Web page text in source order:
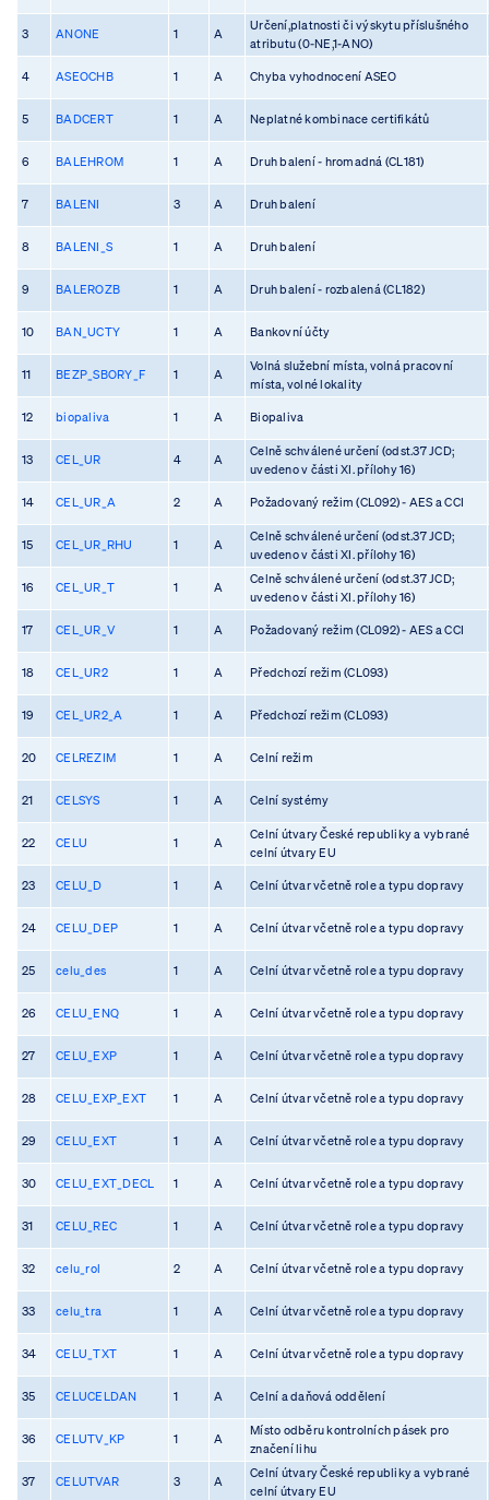
3 ANONE 1 A
Určení,platnosti či výskytu příslušného
atributu (0-NE,1-ANO)
4 ASEOCHB 1 A Chyba vyhodnocení ASEO
5 BADCERT 1 A Neplatné kombinace certifikátů
6 BALEHROM 1 A Druh balení - hromadná (CL181)
7 BALENI 3 A Druh balení
8 BALENI_S 1 A Druh balení
9 BALEROZB 1 A Druh balení - rozbalená (CL182)
10 BAN_UCTY 1 A Bankovní účty
11 BEZP_SBORY_F 1 A
Volná služební místa, volná pracovní
místa, volné lokality
12 biopaliva 1 A Biopaliva
13 CEL_UR 4 A
Celně schválené určení (odst.37 JCD;
uvedeno v části XI. přílohy 16)
14 CEL_UR_A 2 A Požadovaný režim (CL092) - AES a CCI
15 CEL_UR_RHU 1 A
Celně schválené určení (odst.37 JCD;
uvedeno v části XI. přílohy 16)
16 CEL_UR_T 1 A
Celně schválené určení (odst.37 JCD;
uvedeno v části XI. přílohy 16)
17 CEL_UR_V 1 A Požadovaný režim (CL092) - AES a CCI
18 CEL_UR2 1 A Předchozí režim (CL093)
19 CEL_UR2_A 1 A Předchozí režim (CL093)
20 CELREZIM 1 A Celní režim
21 CELSYS 1 A Celní systémy
22 CELU 1 A
Celní útvary České republiky a vybrané
celní útvary EU
23 CELU_D 1 A Celní útvar včetně role a typu dopravy
24 CELU_DEP 1 A Celní útvar včetně role a typu dopravy
25 celu_des 1 A Celní útvar včetně role a typu dopravy
26 CELU_ENQ 1 A Celní útvar včetně role a typu dopravy
27 CELU_EXP 1 A Celní útvar včetně role a typu dopravy
28 CELU_EXP_EXT 1 A Celní útvar včetně role a typu dopravy
29 CELU_EXT 1 A Celní útvar včetně role a typu dopravy
30 CELU_EXT_DECL 1 A Celní útvar včetně role a typu dopravy
31 CELU_REC 1 A Celní útvar včetně role a typu dopravy
32 celu_rol 2 A Celní útvar včetně role a typu dopravy
33 celu_tra 1 A Celní útvar včetně role a typu dopravy
34 CELU_TXT 1 A Celní útvar včetně role a typu dopravy
35 CELUCELDAN 1 A Celní a daňová oddělení
36 CELUTV_KP 1 A
Místo odběru kontrolních pásek pro
značení lihu
37 CELUTVAR 3 A
Celní útvary České republiky a vybrané
celní útvary EU